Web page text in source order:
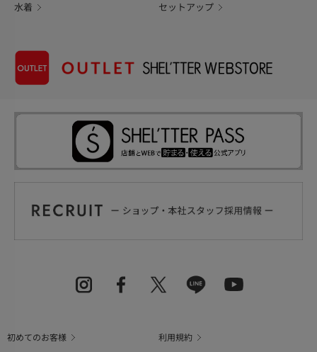
水着 セットアップ
初めてのお客様 利用規約